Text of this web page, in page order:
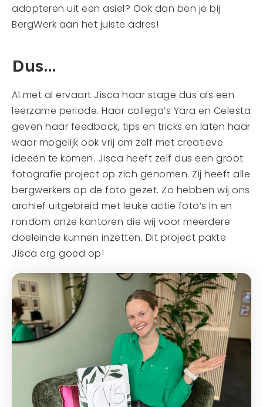
adopteren uit een asiel? Ook dan ben je bij
BergWerk aan het juiste adres!
Dus…
Al met al ervaart Jisca haar stage dus als een
leerzame periode. Haar collega’s Yara en Celesta
geven haar feedback, tips en tricks en laten haar
waar mogelijk ook vrij om zelf met creatieve
ideeën te komen. Jisca heeft zelf dus een groot
fotografie project op zich genomen. Zij heeft alle
bergwerkers op de foto gezet. Zo hebben wij ons
archief uitgebreid met leuke actie foto’s in en
rondom onze kantoren die wij voor meerdere
doeleinde kunnen inzetten. Dit project pakte
Jisca erg goed op!